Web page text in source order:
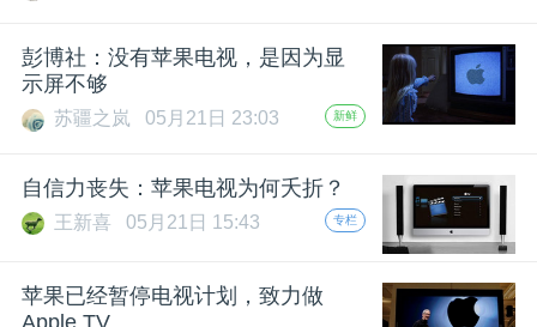
公
课
活
彭博社：没有苹果电视，是因为显
示屏不够
苏疆之岚 05月21日 23:03 新鲜
自信力丧失：苹果电视为何夭折？
王新喜 05月21日 15:43 专栏
苹果已经暂停电视计划，致力做